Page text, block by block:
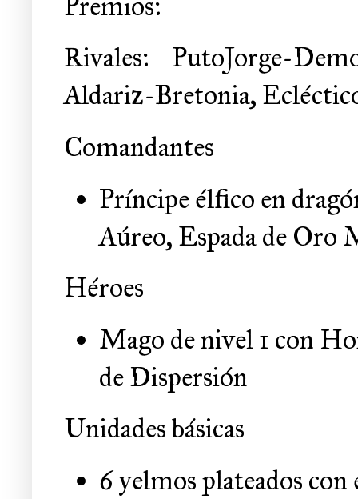
Rivales: PutoJorge-
Aldariz-Bretonia,
Comandantes
Príncipe élfico en
Aúreo, Espada de
Héroes
Mago de nivel 1 con
de Dispersión
Unidades básicas
6 yelmos plateados